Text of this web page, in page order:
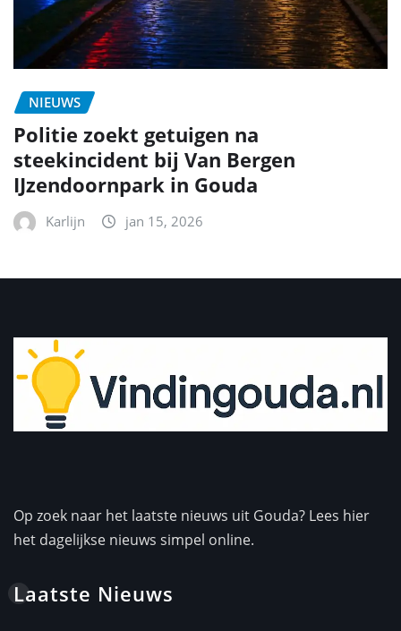
NIEUWS
Politie zoekt getuigen na
steekincident bij Van Bergen
IJzendoornpark in Gouda
Karlijn jan 15, 2026
Op zoek naar het laatste nieuws uit Gouda? Lees hier
het dagelijkse nieuws simpel online.
Laatste Nieuws